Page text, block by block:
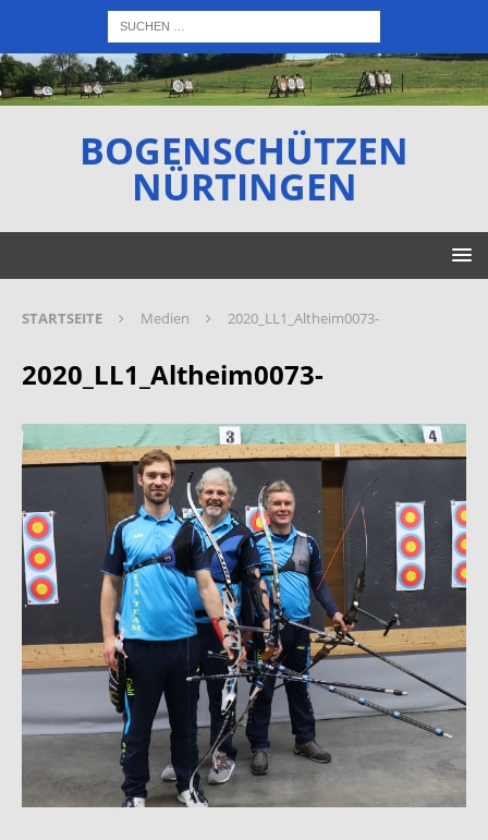
BOGENSCHÜTZEN
NÜRTINGEN
STARTSEITE Medien 2020_LL1_Altheim0073-
2020_LL1_Altheim0073-